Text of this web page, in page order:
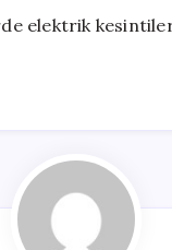
elektrik